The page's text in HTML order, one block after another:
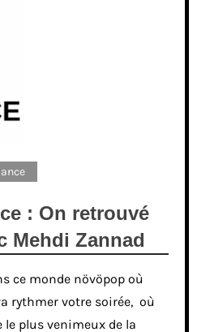
: On retrouvé
Mehdi Zannad
ce monde növöpop où
rythmer votre soirée, où
le plus venimeux de la